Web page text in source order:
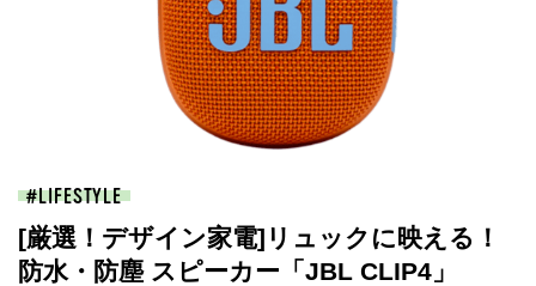
LIFESTYLE
[厳選！デザイン家電]リュックに映える！
防水・防塵 スピーカー「JBL CLIP4」